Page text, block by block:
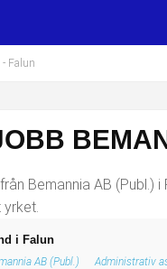
Falun
Bemannia AB (Publ.)
yrket.
i Falun
AB (Publ.) Administrativ